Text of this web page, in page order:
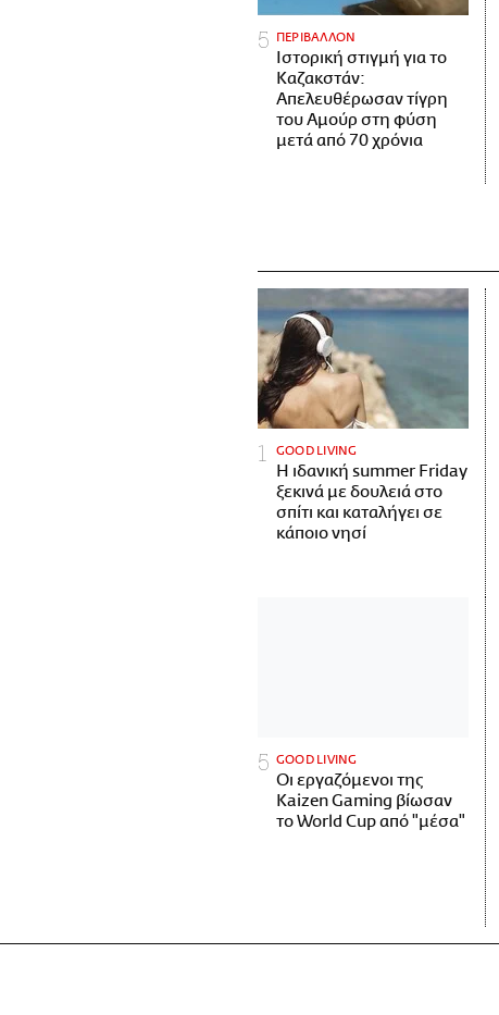
ΠΕΡΙΒΑΛΛΟΝ
Ιστορική στιγμή για το
Καζακστάν:
Απελευθέρωσαν τίγρη
του Αμούρ στη φύση
μετά από 70 χρόνια
GOOD LIVING
Η ιδανική summer Friday
ξεκινά με δουλειά στο
σπίτι και καταλήγει σε
κάποιο νησί
GOOD LIVING
Οι εργαζόμενοι της
Kaizen Gaming βίωσαν
το World Cup από "μέσα"